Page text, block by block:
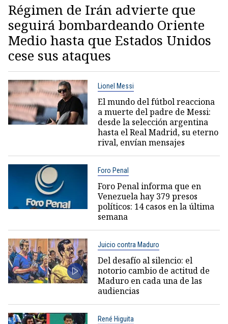
Régimen de Irán advierte que
seguirá bombardeando Oriente
Medio hasta que Estados Unidos
cese sus ataques
Lionel Messi
El mundo del fútbol reacciona
a muerte del padre de Messi:
desde la selección argentina
hasta el Real Madrid, su eterno
rival, envían mensajes
Foro Penal
Foro Penal informa que en
Venezuela hay 379 presos
políticos: 14 casos en la última
semana
Juicio contra Maduro
Del desafío al silencio: el
notorio cambio de actitud de
Maduro en cada una de las
audiencias
René Higuita